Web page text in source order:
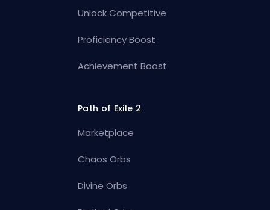
Unlock Competitive
Proficiency Boost
Achievement Boost
Path of Exile 2
Marketplace
Chaos Orbs
Divine Orbs